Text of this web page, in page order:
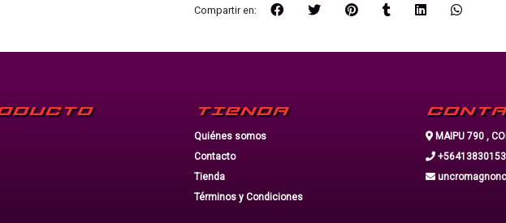
Compartir en:
TIENDA
Quiénes somos
Contacto
Tienda
Términos y Condiciones
MAIPU 790 ,
+56413830153